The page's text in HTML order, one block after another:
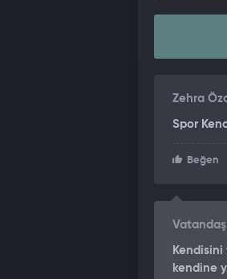
Zehra
Spor
Beğen
Vatandaş
kendine